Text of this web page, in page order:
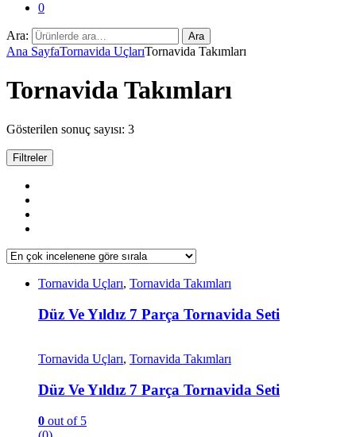
0
Ara: Ara
Ana SayfaTornavida UçlarıTornavida Takımları
Tornavida Takımları
Gösterilen sonuç sayısı: 3
Filtreler
Tornavida Uçları, Tornavida Takımları
Düz Ve Yıldız 7 Parça Tornavida Seti
Tornavida Uçları, Tornavida Takımları
Düz Ve Yıldız 7 Parça Tornavida Seti
0 out of 5